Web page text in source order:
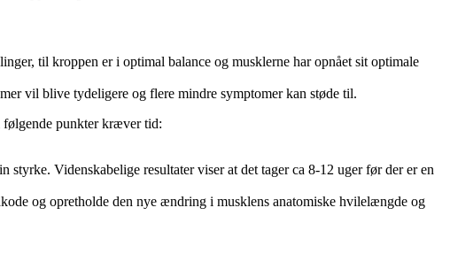
til kroppen er i optimal balance og musklerne har opnået sit optimale
vil blive tydeligere og flere mindre symptomer kan støde til.
følgende punkter kræver tid:
Videnskabelige resultater viser at det tager ca 8-12 uger før der er en
og opretholde den nye ændring i musklens anatomiske hvilelængde og